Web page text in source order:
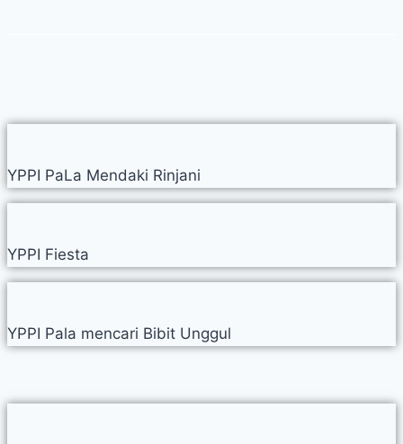
YPPI PaLa Mendaki Rinjani
YPPI Fiesta
YPPI Pala mencari Bibit Unggul